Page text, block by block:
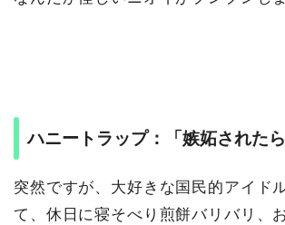
ハニートラップ：「嫉妬されたら
突然ですが、大好きな国民的アイド
て、休日に寝そべり煎餅バリバリ、